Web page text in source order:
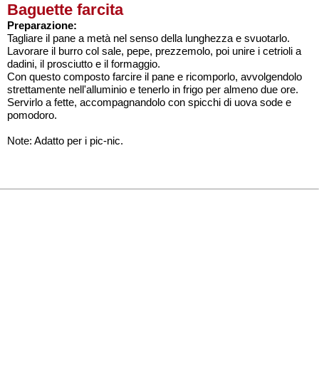
Baguette farcita
Preparazione:
Tagliare il pane a metà nel senso della lunghezza e svuotarlo.
Lavorare il burro col sale, pepe, prezzemolo, poi unire i cetrioli a
dadini, il prosciutto e il formaggio.
Con questo composto farcire il pane e ricomporlo, avvolgendolo
strettamente nell'alluminio e tenerlo in frigo per almeno due ore.
Servirlo a fette, accompagnandolo con spicchi di uova sode e
pomodoro.
Note: Adatto per i pic-nic.